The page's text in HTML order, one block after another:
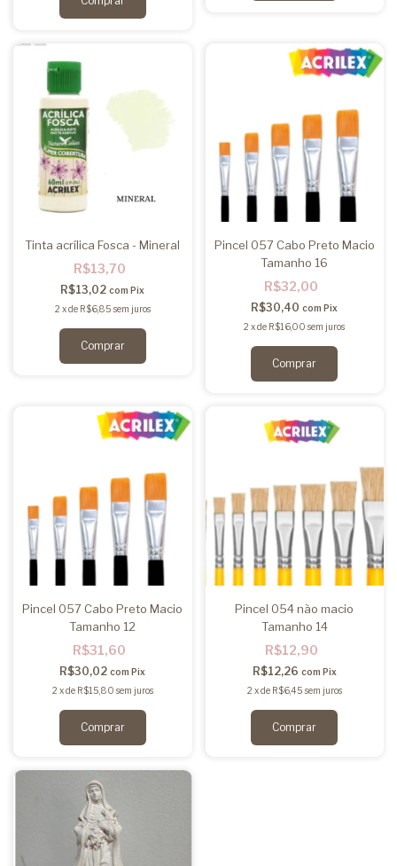
Tinta acrílica Fosca - Mineral
R$13,70
R$13,02com Pix
2 xde R$6,85 sem juros
Pincel 057 Cabo Preto Macio
Tamanho 16
R$32,00
R$30,40com Pix
2 xde R$16,00 sem juros
Pincel 057 Cabo Preto Macio
Tamanho 12
R$31,60
R$30,02com Pix
2 xde R$15,80 sem juros
Pincel 054 não macio
Tamanho 14
R$12,90
R$12,26 com Pix
2 xde R$6,45 sem juros